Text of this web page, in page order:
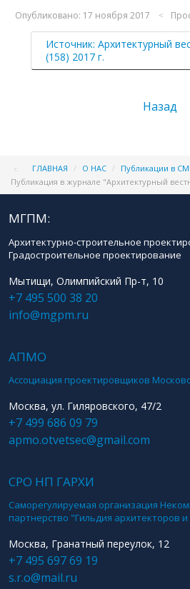
Опубликовано: 17 ноября 2017
Источник: Архитектурный
(158) 2017 г.
Назад
ГЛАВНАЯ / О НАС / Публикации в
Публикация в журнале "Архитектурный
МГПМ:
Архитектурно-строительное
Градостроительное проектирование
Мытищи, Олимпийский Пр-т, 10
+7 495 500 38 20
info@mgpm.ru
АПМО
Ассоциация проектировщиков
Москва, ул. Гиляровского, 47/2
+7 499 686 09 79
apmo.otvetsec@gmail.com
СРО НП ГАРХИ
Саморегулируемая организация
партнерство "Гильдия архитекторов
Москва, Гранатный переулок, 12
+7 495 697 69 19
s.r.o@mail.ru